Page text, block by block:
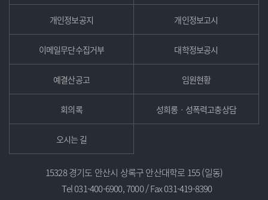
개인정보공지 개인정보고시
이메일무단수집거부 대학정보공시
예결산공고 임원현황
회의록 성희롱ㆍ성폭력고충상담
오시는 길
15328 경기도 안산시 상록구 안산대학로 155 (일동)
Tel 031-400-6900, 7000 / Fax 031-419-8390